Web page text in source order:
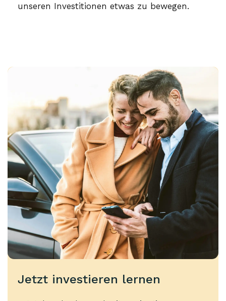
unseren Investitionen etwas zu bewegen.
Jetzt investieren lernen